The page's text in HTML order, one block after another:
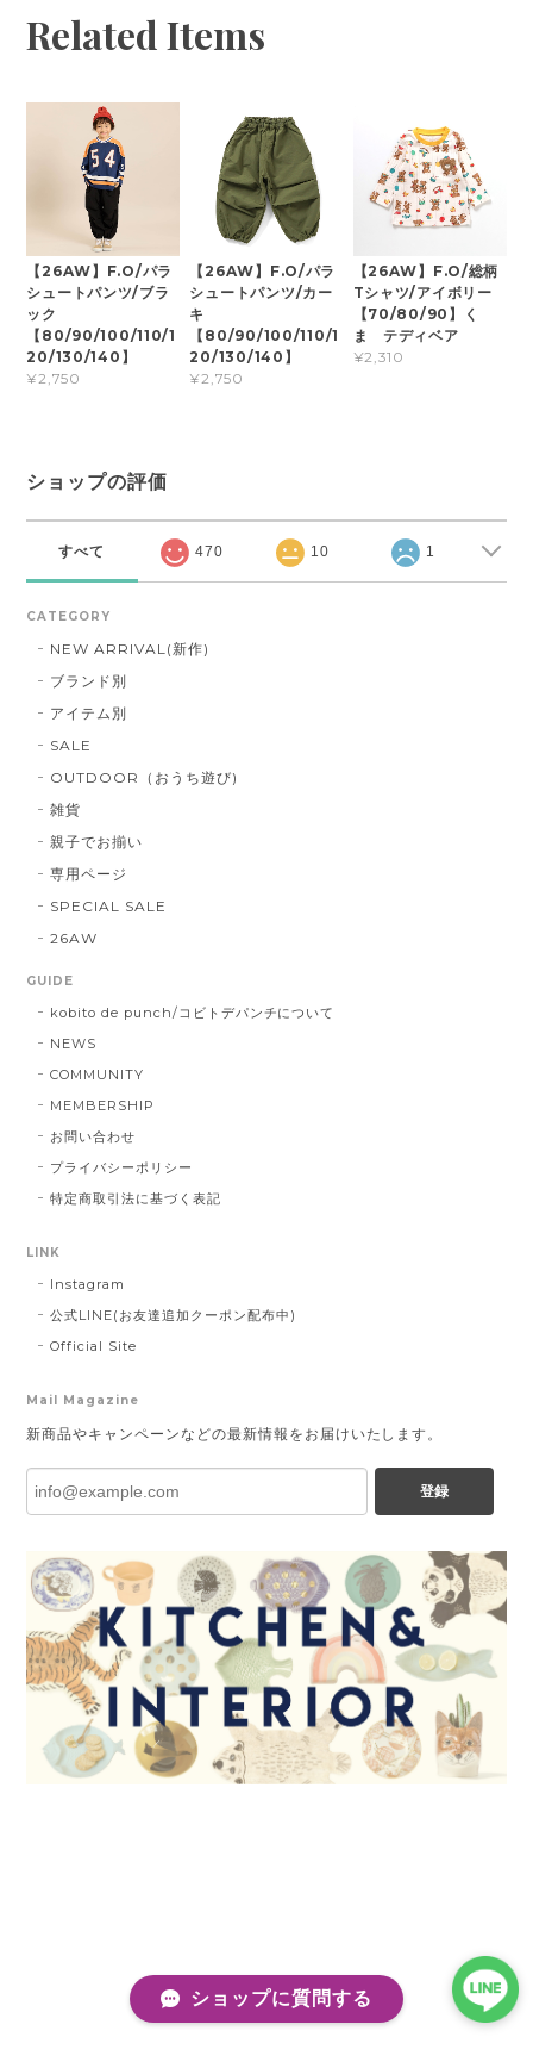
Related Items
【26AW】F.O/パラ
シュートパンツ/ブラ
ック
【80/90/100/110/1
20/130/140】
¥2,750
【26AW】F.O/パラ
シュートパンツ/カー
キ
【80/90/100/110/1
20/130/140】
¥2,750
【26AW】F.O/総柄
Tシャツ/アイボリー
【70/80/90】く
ま テディベア
¥2,310
ショップの評価
すべて 470 10 1
CATEGORY
NEW ARRIVAL(新作)
ブランド別
アイテム別
SALE
OUTDOOR（おうち遊び)
雑貨
親子でお揃い
専用ページ
SPECIAL SALE
26AW
GUIDE
kobito de punch/コビトデパンチについて
NEWS
COMMUNITY
MEMBERSHIP
お問い合わせ
プライバシーポリシー
特定商取引法に基づく表記
LINK
Instagram
公式LINE(お友達追加クーポン配布中)
Official Site
Mail Magazine
新商品やキャンペーンなどの最新情報をお届けいたします。
登録
ショップに質問する